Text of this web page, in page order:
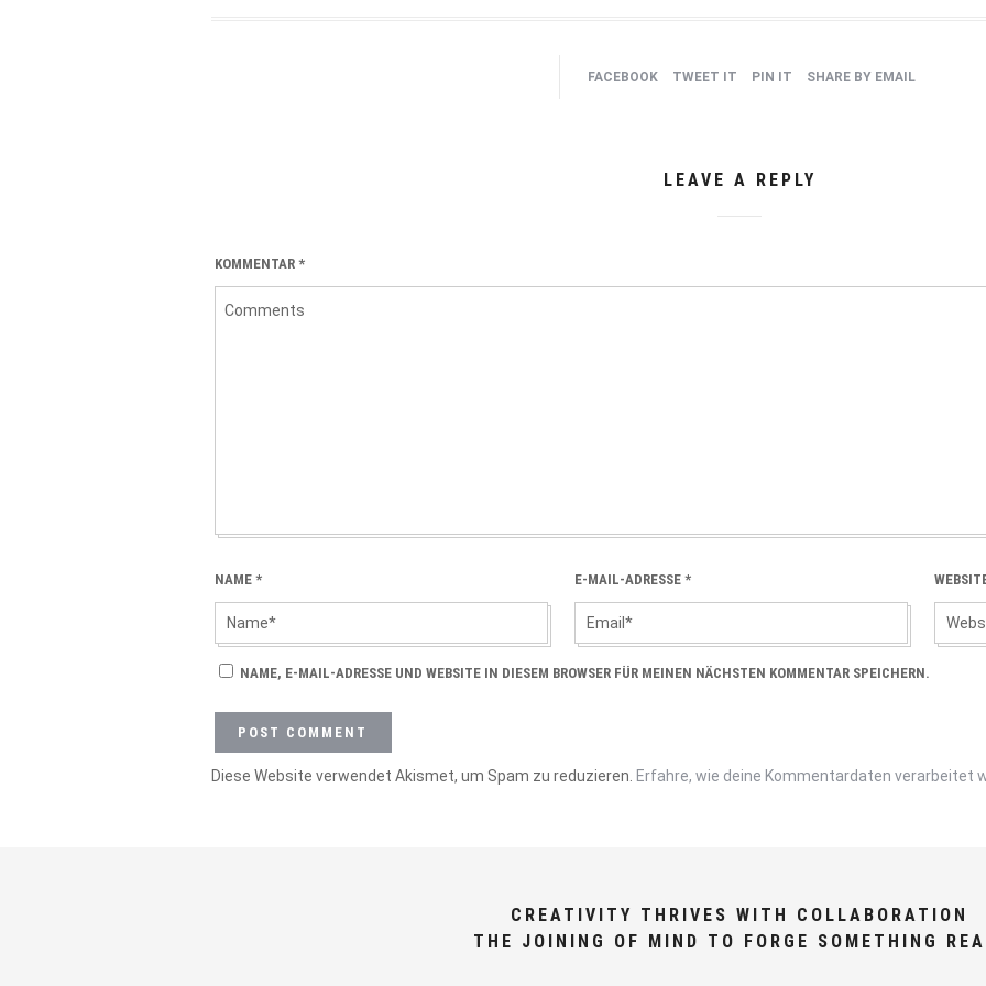
FACEBOOK TWEET IT PIN IT SHARE BY EMAIL
LEAVE A REPLY
KOMMENTAR *
NAME * E-MAIL-ADRESSE *
NAME, E-MAIL-ADRESSE UND WEBSITE IN DIESEM BROWSER FÜR MEINEN NÄCHSTEN KOMMENTAR SPEICHERN.
Diese Website verwendet Akismet, um Spam zu reduzieren. Erfahre, wie deine Kommentardaten verarbeitet
CREATIVITY THRIVES WITH COLLABORATION
THE JOINING OF MIND TO FORGE SOMETHING